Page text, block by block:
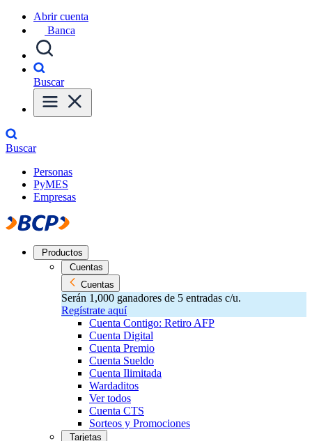
Abrir cuenta
Banca
Buscar
Buscar
Personas
PyMES
Empresas
Productos
Cuentas
Cuentas
Serán 1,000 ganadores de 5 entradas c/u.
Regístrate aquí
Cuenta Contigo: Retiro AFP
Cuenta Digital
Cuenta Premio
Cuenta Sueldo
Cuenta Ilimitada
Wardaditos
Ver todos
Cuenta CTS
Sorteos y Promociones
Tarjetas